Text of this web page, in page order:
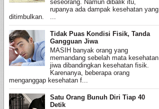
seseorang. Namun dibalik itu,
rupanya ada dampak kesehatan yang
ditimbulkan. ...
Tidak Puas Kondisi Fisik, Tanda
Gangguan Jiwa
MASIH banyak orang yang
memandang sebelah mata kesehatan
jiwa dibandingkan kesehatan fisik.
Karenanya, beberapa orang
menganggap kesehatan f...
Satu Orang Bunuh Diri Tiap 40
Detik